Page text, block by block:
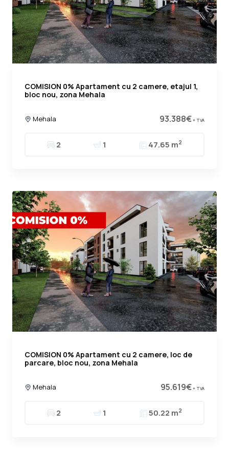
COMISION 0% Apartament cu 2 camere, etajul 1,
bloc nou, zona Mehala
Mehala 93.388€+ TVA
2 1 47.65 m2
COMISION 0% Apartament cu 2 camere, loc de
parcare, bloc nou, zona Mehala
Mehala 95.619€+ TVA
2 1 50.22 m2